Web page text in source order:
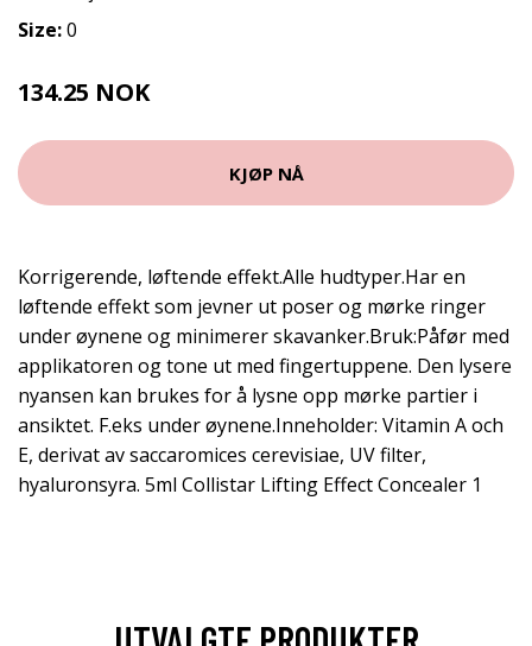
Size:0
134.25 NOK
KJØP NÅ
Korrigerende, løftende effekt.Alle hudtyper.Har en
løftende effekt som jevner ut poser og mørke ringer
under øynene og minimerer skavanker.Bruk:Påfør med
applikatoren og tone ut med fingertuppene. Den lysere
nyansen kan brukes for å lysne opp mørke partier i
ansiktet. F.eks under øynene.Inneholder: Vitamin A och
E, derivat av saccaromices cerevisiae, UV filter,
hyaluronsyra. 5ml Collistar Lifting Effect Concealer 1